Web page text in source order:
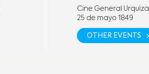
Cine General Urquiza
25 de mayo 1849
OTHER EVENTS